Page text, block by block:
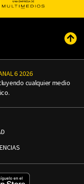
6 2026
cualquier medio